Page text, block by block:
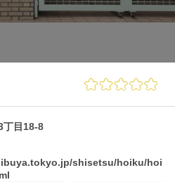
丁目18-8
shisetsu/hoiku/hoi